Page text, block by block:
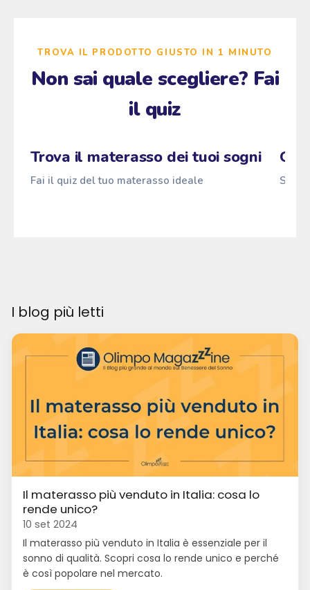
TROVA IL PRODOTTO GIUSTO IN 1 MINUTO
Non sai quale scegliere? Fai
il quiz
Trova il materasso dei tuoi sogni
Fai il quiz del tuo materasso ideale
I blog più letti
Il materasso più venduto in Italia: cosa lo
rende unico?
10 set 2024
Il materasso più venduto in Italia è essenziale per il
sonno di qualità. Scopri cosa lo rende unico e perché
è così popolare nel mercato.